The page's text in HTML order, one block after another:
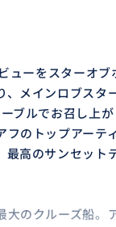
ューをスターオブ
メインロブスタ
ブルでお召し上が
のトップアーテ
高のサンセット
のクルーズ船。